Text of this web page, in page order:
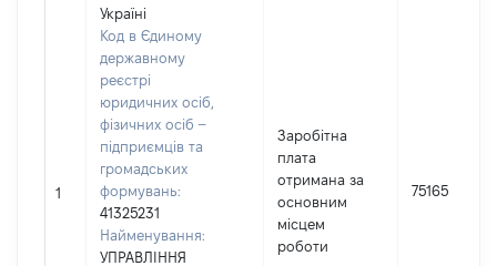
1
Україні
Код в Єдиному
державному
реєстрі
юридичних осіб,
фізичних осіб –
підприємців та
громадських
формувань:
41325231
Найменування:
УПРАВЛІННЯ
Заробітна
плата
отримана за
основним
місцем
роботи
75165